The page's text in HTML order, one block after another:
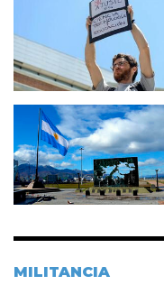
Imagen
MILITANCIA